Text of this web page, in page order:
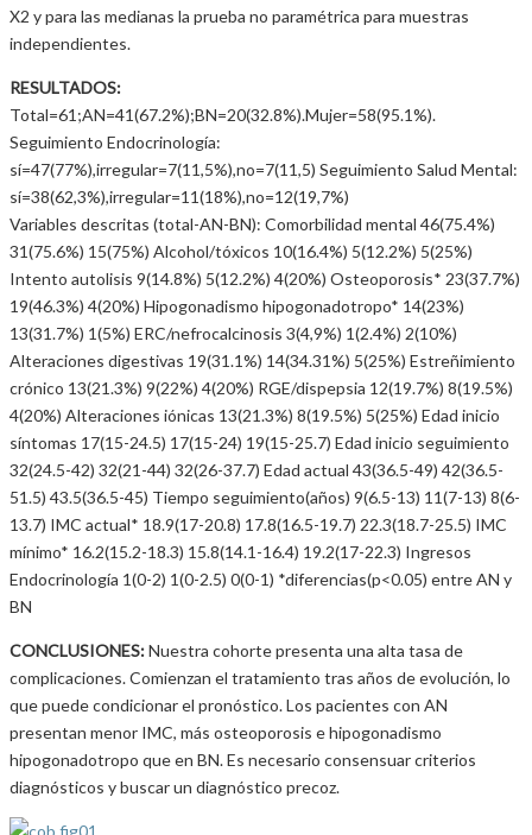
X2 y para las medianas la prueba no paramétrica para muestras
independientes.
RESULTADOS:
Total=61;AN=41(67.2%);BN=20(32.8%).Mujer=58(95.1%).
Seguimiento Endocrinología:
sí=47(77%),irregular=7(11,5%),no=7(11,5) Seguimiento Salud Mental:
sí=38(62,3%),irregular=11(18%),no=12(19,7%)
Variables descritas (total-AN-BN): Comorbilidad mental 46(75.4%)
31(75.6%) 15(75%) Alcohol/tóxicos 10(16.4%) 5(12.2%) 5(25%)
Intento autolisis 9(14.8%) 5(12.2%) 4(20%) Osteoporosis* 23(37.7%)
19(46.3%) 4(20%) Hipogonadismo hipogonadotropo* 14(23%)
13(31.7%) 1(5%) ERC/nefrocalcinosis 3(4,9%) 1(2.4%) 2(10%)
Alteraciones digestivas 19(31.1%) 14(34.31%) 5(25%) Estreñimiento
crónico 13(21.3%) 9(22%) 4(20%) RGE/dispepsia 12(19.7%) 8(19.5%)
4(20%) Alteraciones iónicas 13(21.3%) 8(19.5%) 5(25%) Edad inicio
síntomas 17(15-24.5) 17(15-24) 19(15-25.7) Edad inicio seguimiento
32(24.5-42) 32(21-44) 32(26-37.7) Edad actual 43(36.5-49) 42(36.5-
51.5) 43.5(36.5-45) Tiempo seguimiento(años) 9(6.5-13) 11(7-13) 8(6-
13.7) IMC actual* 18.9(17-20.8) 17.8(16.5-19.7) 22.3(18.7-25.5) IMC
mínimo* 16.2(15.2-18.3) 15.8(14.1-16.4) 19.2(17-22.3) Ingresos
Endocrinología 1(0-2) 1(0-2.5) 0(0-1) *diferencias(p<0.05) entre AN y
BN
CONCLUSIONES:Nuestra cohorte presenta una alta tasa de
complicaciones. Comienzan el tratamiento tras años de evolución, lo
que puede condicionar el pronóstico. Los pacientes con AN
presentan menor IMC, más osteoporosis e hipogonadismo
hipogonadotropo que en BN. Es necesario consensuar criterios
diagnósticos y buscar un diagnóstico precoz.